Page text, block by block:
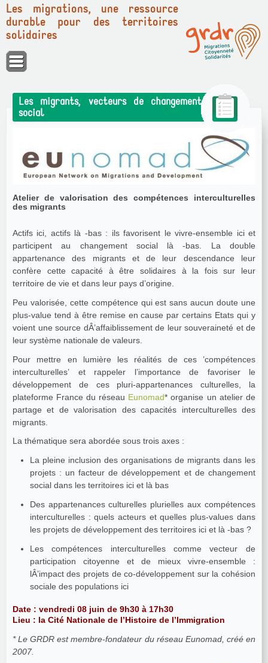
Panneau de gestion des cookies
Les migrations, une ressource
durable pour des territoires
solidaires
Les migrants, vecteurs de changement
social
Atelier de valorisation des compétences interculturelles
des migrants
Actifs ici, actifs là -bas : ils favorisent le vivre-ensemble ici et
participent au changement social là -bas. La double
appartenance des migrants et de leur descendance leur
confère cette capacité à être solidaires à la fois sur leur
territoire de vie et dans leur pays d’origine.
Peu valorisée, cette compétence qui est sans aucun doute une
plus-value tend à être remise en cause par certains Etats qui y
voient une source dÂ’affaiblissement de leur souveraineté et de
leur système nationale de valeurs.
Pour mettre en lumière les réalités de ces ’compétences
interculturelles’ et rappeler l’importance de favoriser le
développement de ces pluri-appartenances culturelles, la
plateforme France du réseau Eunomad* organise un atelier de
partage et de valorisation des capacités interculturelles des
migrants.
La thématique sera abordée sous trois axes :
La pleine inclusion des organisations de migrants dans les
projets : un facteur de développement et de changement
social dans les territoires ici et là bas
Des appartenances culturelles plurielles aux compétences
interculturelles : quels acteurs et quelles plus-values dans
les projets de développement des territoires ici et là -bas ?
Les compétences interculturelles comme vecteur de
participation citoyenne et de mieux vivre-ensemble :
lÂ’impact des projets de co-développement sur la cohésion
sociale des populations ici
Date : vendredi 08 juin de 9h30 à 17h30
Lieu : la Cité Nationale de l’Histoire de l’Immigration
* Le GRDR est membre-fondateur du réseau Eunomad, créé en
2007.